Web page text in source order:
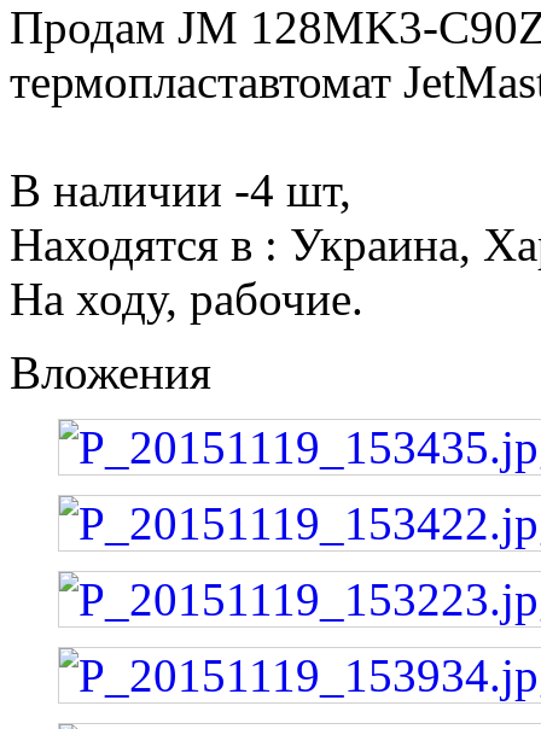
Продам JM 128MK3-
термопластавтомат
В наличии -4 шт,
Находятся в : Украина,
На ходу, рабочие.
Вложения